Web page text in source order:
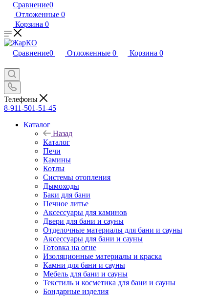
Сравнение0
Отложенные 0
Корзина 0
Сравнение0 Отложенные 0 Корзина 0
Телефоны
8-911-501-51-45
Каталог
Назад
Каталог
Печи
Камины
Котлы
Системы отопления
Дымоходы
Баки для бани
Печное литье
Аксессуары для каминов
Двери для бани и сауны
Отделочные материалы для бани и сауны
Аксессуары для бани и сауны
Готовка на огне
Изоляционные материалы и краска
Камни для бани и сауны
Мебель для бани и сауны
Текстиль и косметика для бани и сауны
Бондарные изделия